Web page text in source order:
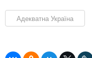
Адекватна Україна